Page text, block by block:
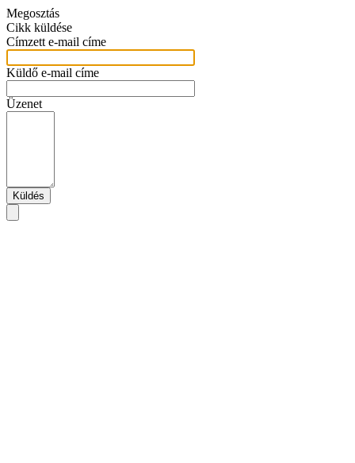
Megosztás
Cikk küldése
Címzett e-mail címe
Küldő e-mail címe
Üzenet